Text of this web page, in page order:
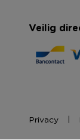
Veilig
Privacy